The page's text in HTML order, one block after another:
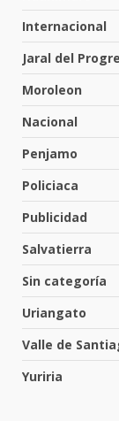
Internacional
Jaral del
Moroleon
Nacional
Penjamo
Policiaca
Publicidad
Salvatierra
Sin categoría
Uriangato
Valle de
Yuriria
6
7
1